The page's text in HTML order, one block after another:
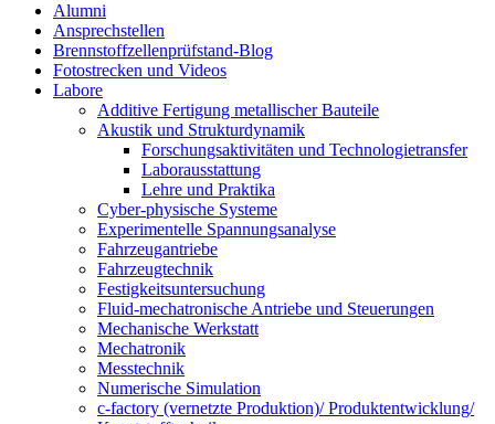
Alumni
Ansprechstellen
Brennstoffzellenprüfstand-Blog
Fotostrecken und Videos
Labore
Additive Fertigung metallischer Bauteile
Akustik und Strukturdynamik
Forschungsaktivitäten und Technologietransfer
Laborausstattung
Lehre und Praktika
Cyber-physische Systeme
Experimentelle Spannungsanalyse
Fahrzeugantriebe
Fahrzeugtechnik
Festigkeitsuntersuchung
Fluid-mechatronische Antriebe und Steuerungen
Mechanische Werkstatt
Mechatronik
Messtechnik
Numerische Simulation
c-factory (vernetzte Produktion)/ Produktentwicklung/